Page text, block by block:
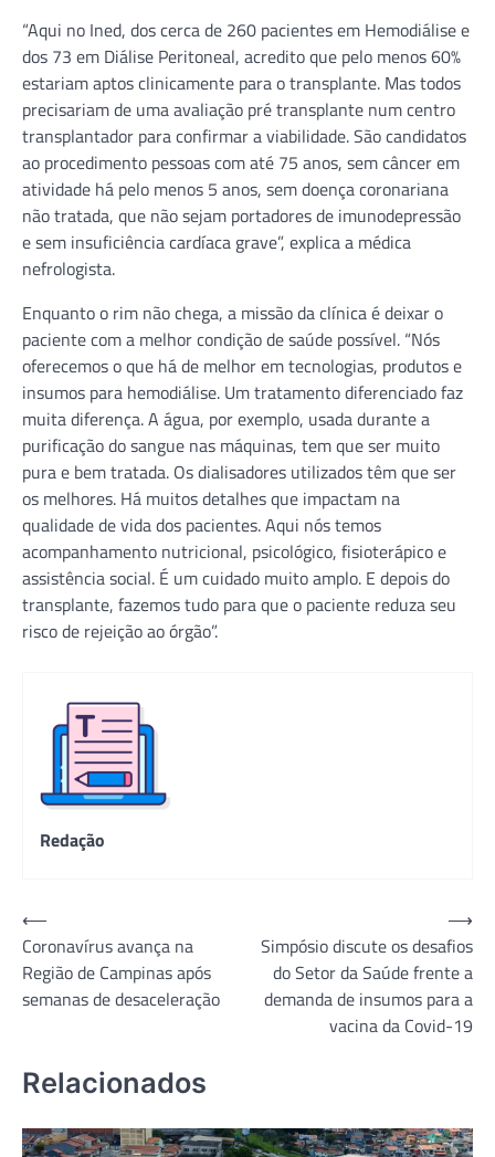
“Aqui no Ined, dos cerca de 260 pacientes em Hemodiálise e
dos 73 em Diálise Peritoneal, acredito que pelo menos 60%
estariam aptos clinicamente para o transplante. Mas todos
precisariam de uma avaliação pré transplante num centro
transplantador para confirmar a viabilidade. São candidatos
ao procedimento pessoas com até 75 anos, sem câncer em
atividade há pelo menos 5 anos, sem doença coronariana
não tratada, que não sejam portadores de imunodepressão
e sem insuficiência cardíaca grave”, explica a médica
nefrologista.
Enquanto o rim não chega, a missão da clínica é deixar o
paciente com a melhor condição de saúde possível. “Nós
oferecemos o que há de melhor em tecnologias, produtos e
insumos para hemodiálise. Um tratamento diferenciado faz
muita diferença. A água, por exemplo, usada durante a
purificação do sangue nas máquinas, tem que ser muito
pura e bem tratada. Os dialisadores utilizados têm que ser
os melhores. Há muitos detalhes que impactam na
qualidade de vida dos pacientes. Aqui nós temos
acompanhamento nutricional, psicológico, fisioterápico e
assistência social. É um cuidado muito amplo. E depois do
transplante, fazemos tudo para que o paciente reduza seu
risco de rejeição ao órgão”.
Redação
Navegação
de
Post
⟵
Coronavírus avança na
Região de Campinas após
semanas de desaceleração
Simpósio discute os desafios
do Setor da Saúde frente a
demanda de insumos para a
vacina da Covid-19
⟶
Relacionados